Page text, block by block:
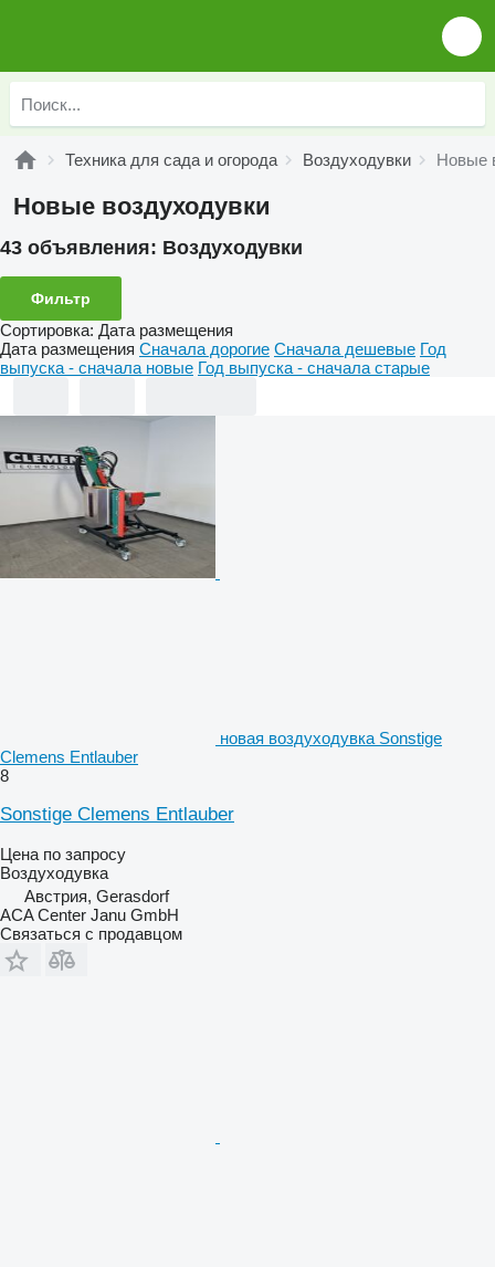
Техника для сада и огорода Воздуходувки Новые
Новые воздуходувки
43 объявления: Воздуходувки
Фильтр
Сортировка: Дата размещения
Дата размещения Сначала дорогие Сначала дешевые Год
выпуска - сначала новые Год выпуска - сначала старые
новая воздуходувка Sonstige
Clemens Entlauber
8
Sonstige Clemens Entlauber
Цена по запросу
Воздуходувка
Австрия, Gerasdorf
ACA Center Janu GmbH
Связаться с продавцом